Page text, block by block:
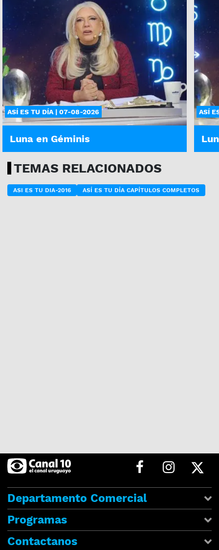
ASÍ ES TU DÍA | 07-08-2026
Luna en Géminis
ASÍ
TEMAS RELACIONADOS
ASI ES TU DIA-2016 ASÍ ES TU DÍA CAPÍTULOS COMPLETOS
Departamento Comercial
Programas
Contactanos